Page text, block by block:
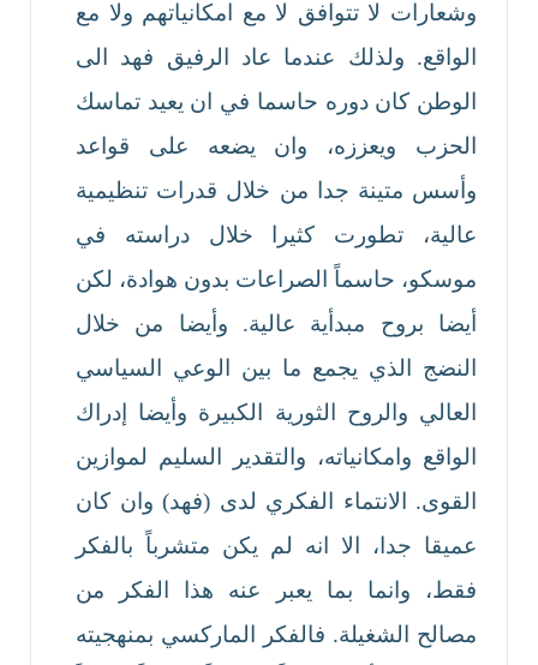
وشعارات لا تتوافق لا مع امكانياتهم ولا مع
الواقع. ولذلك عندما عاد الرفيق فهد الى
الوطن كان دوره حاسما في ان يعيد تماسك
الحزب ويعززه، وان يضعه على قواعد
وأسس متينة جدا من خلال قدرات تنظيمية
عالية، تطورت كثيرا خلال دراسته في
موسكو، حاسماً الصراعات بدون هوادة، لكن
أيضا بروح مبدأية عالية. وأيضا من خلال
النضج الذي يجمع ما بين الوعي السياسي
العالي والروح الثورية الكبيرة وأيضا إدراك
الواقع وامكانياته، والتقدير السليم لموازين
القوى. الانتماء الفكري لدى (فهد) وان كان
عميقا جدا، الا انه لم يكن متشرباً بالفكر
فقط، وانما بما يعبر عنه هذا الفكر من
مصالح الشغيلة. فالفكر الماركسي بمنهجيته